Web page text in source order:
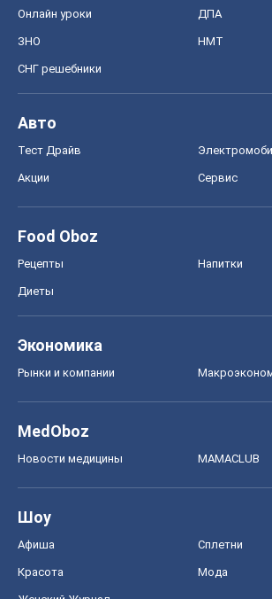
Онлайн уроки ДПА
ЗНО НМТ
СНГ решебники
Авто
Тест Драйв
Акции Сервис
Food Oboz
Рецепты Напитки
Диеты
Экономика
Рынки и компании
MedOboz
Новости медицины MAMACLUB
Шоу
Афиша Сплетни
Красота Мода